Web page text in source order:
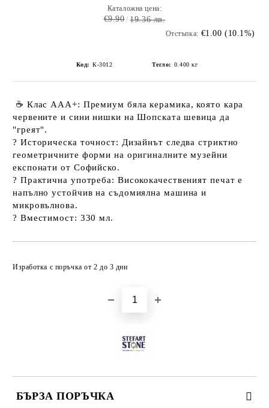
Каталожна цена:
€9.90 19.36 лв.
Отстъпка: €1.00 (10.1%)
Код: К-3012 Тегло: 0.400 кг
☕ Клас ААА+: Премиум бяла керамика, която кара
червените и сини нишки на Шопската шевица да
"греят".
?️ Историческа точност: Дизайнът следва стриктно
геометричните форми на оригиналните музейни
експонати от Софийско.
? Практична употреба: Висококачественият печат е
напълно устойчив на съдомиялна машина и
микровълнова.
? Вместимост: 330 мл.
Изработка с поръчка от 2 до 3 дни
БЪРЗА ПОРЪЧКА